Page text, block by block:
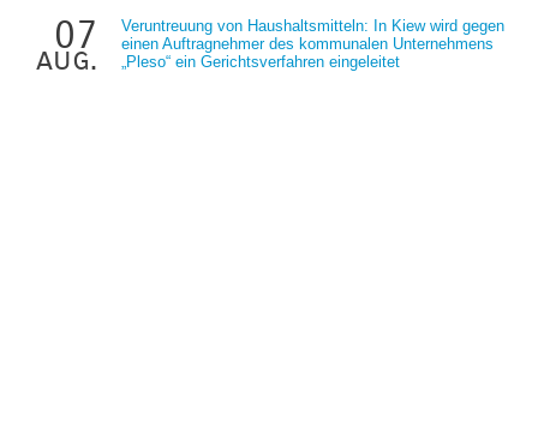
07
aug.
Veruntreuung von Haushaltsmitteln: In Kiew wird gegen
einen Auftragnehmer des kommunalen Unternehmens
„Pleso“ ein Gerichtsverfahren eingeleitet